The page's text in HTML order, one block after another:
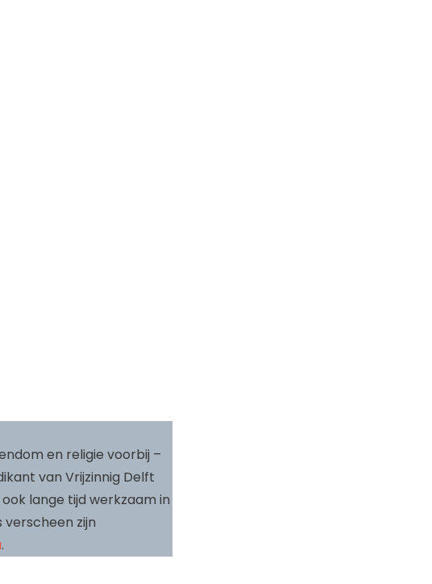
en religie voorbij –
van Vrijzinnig Delft
lange tijd werkzaam in
verscheen zijn
.